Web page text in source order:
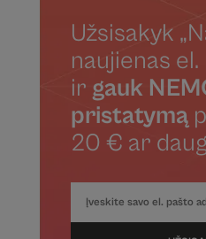
Užsisakyk
naujienas
ir gauk
pristatymą
20 € ar